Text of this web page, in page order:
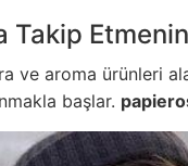
Takip
ve aroma ürünleri
başlar.